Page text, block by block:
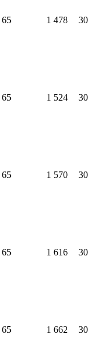
65 1 478 30
65 1 524 30
65 1 570 30
65 1 616 30
65 1 662 30